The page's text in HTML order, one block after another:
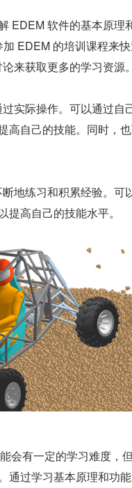
EDEM 软件的基本原理
EDEM 的培训课程来
来获取更多的学习资源。
实际操作。可以通过自
高自己的技能。同时，
地练习和积累经验。可
高自己的技能水平。
会有一定的学习难度，
通过学习基本原理和功